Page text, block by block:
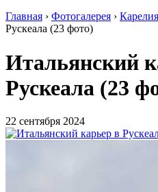
Главная › Фотогалерея › Карелия
Рускеала (23 фото)
Итальянский
Рускеала (23
22 сентября 2024